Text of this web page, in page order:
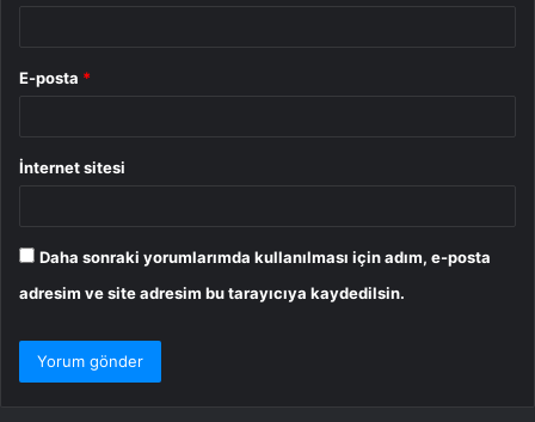
E-posta *
İnternet sitesi
Daha sonraki yorumlarımda kullanılması için adım, e-posta
adresim ve site adresim bu tarayıcıya kaydedilsin.